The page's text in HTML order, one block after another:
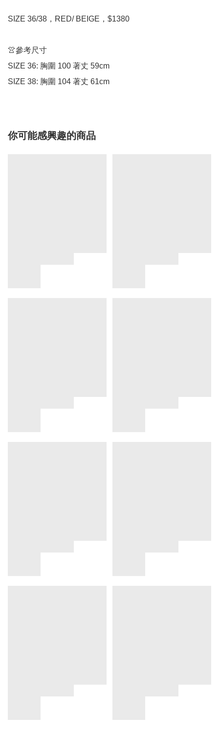
SIZE 36/38，RED/ BEIGE，$1380
👚參考尺寸
SIZE 36: 胸圍 100 著丈 59cm
SIZE 38: 胸圍 104 著丈 61cm
你可能感興趣的商品